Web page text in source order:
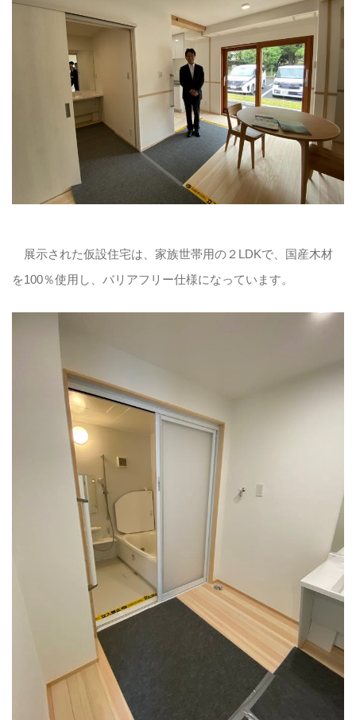
展示された仮設住宅は、家族世帯用の２LDKで、国産木材
を100％使用し、バリアフリー仕様になっています。